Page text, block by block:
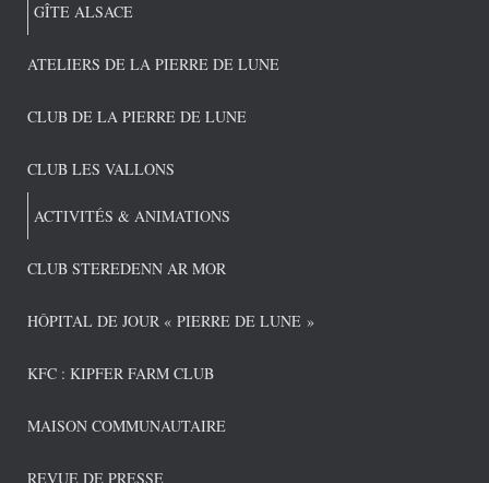
GÎTE ALSACE
ATELIERS DE LA PIERRE DE LUNE
CLUB DE LA PIERRE DE LUNE
CLUB LES VALLONS
ACTIVITÉS & ANIMATIONS
CLUB STEREDENN AR MOR
HÔPITAL DE JOUR « PIERRE DE LUNE »
KFC : KIPFER FARM CLUB
MAISON COMMUNAUTAIRE
REVUE DE PRESSE